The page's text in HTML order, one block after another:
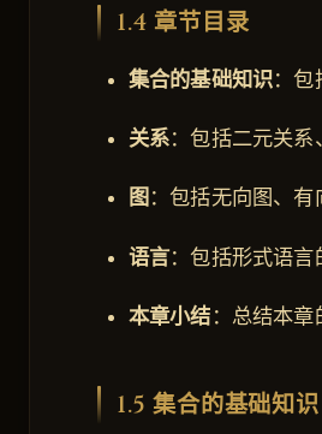
1.4 章节目录
集合的基础知识：包
关系：包括二元关系
图：包括无向图、有
语言：包括形式语言
本章小结：总结本章
1.5 集合的基础知识